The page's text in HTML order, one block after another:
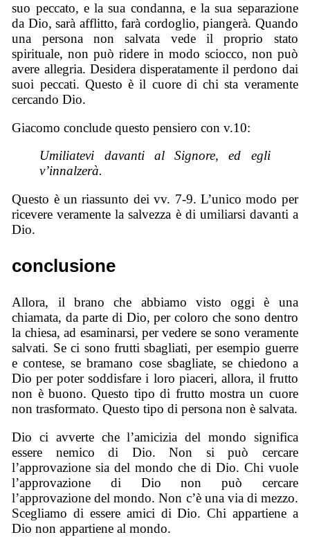
suo peccato, e la sua condanna, e la sua separazione
da Dio, sarà afflitto, farà cordoglio, piangerà. Quando
una persona non salvata vede il proprio stato
spirituale, non può ridere in modo sciocco, non può
avere allegria. Desidera disperatamente il perdono dai
suoi peccati. Questo è il cuore di chi sta veramente
cercando Dio.
Giacomo conclude questo pensiero con v.10:
Umiliatevi davanti al Signore, ed egli
v’innalzerà.
Questo è un riassunto dei vv. 7-9. L’unico modo per
ricevere veramente la salvezza è di umiliarsi davanti a
Dio.
conclusione
Allora, il brano che abbiamo visto oggi è una
chiamata, da parte di Dio, per coloro che sono dentro
la chiesa, ad esaminarsi, per vedere se sono veramente
salvati. Se ci sono frutti sbagliati, per esempio guerre
e contese, se bramano cose sbagliate, se chiedono a
Dio per poter soddisfare i loro piaceri, allora, il frutto
non è buono. Questo tipo di frutto mostra un cuore
non trasformato. Questo tipo di persona non è salvata.
Dio ci avverte che l’amicizia del mondo significa
essere nemico di Dio. Non si può cercare
l’approvazione sia del mondo che di Dio. Chi vuole
l’approvazione di Dio non può cercare
l’approvazione del mondo. Non c’è una via di mezzo.
Scegliamo di essere amici di Dio. Chi appartiene a
Dio non appartiene al mondo.